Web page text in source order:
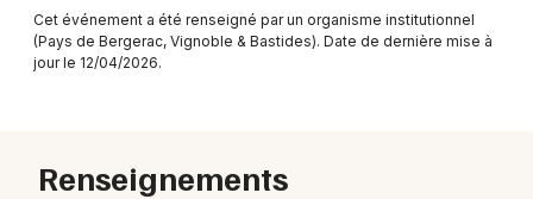
Cet événement a été renseigné par un organisme institutionnel
(Pays de Bergerac, Vignoble & Bastides). Date de dernière mise à
jour le 12/04/2026.
Renseignements